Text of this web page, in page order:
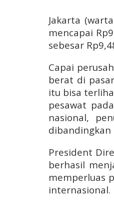
Jakarta
mencapai
sebesar
Capai
berat di
itu bisa
pesawat
nasional,
dibandingkan
President
berhasil
memperluas
internasional.